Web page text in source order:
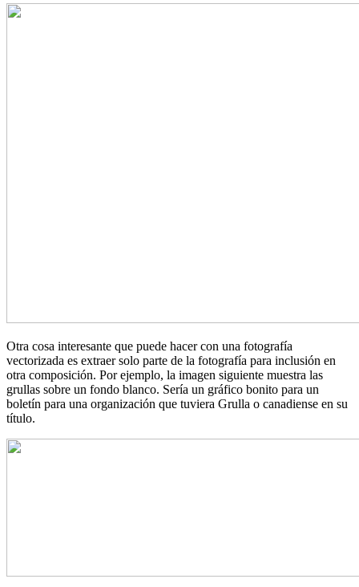
Otra cosa interesante que puede hacer con una fotografía
vectorizada es extraer solo parte de la fotografía para inclusión en
otra composición. Por ejemplo, la imagen siguiente muestra las
grullas sobre un fondo blanco. Sería un gráfico bonito para un
boletín para una organización que tuviera Grulla o canadiense en su
título.